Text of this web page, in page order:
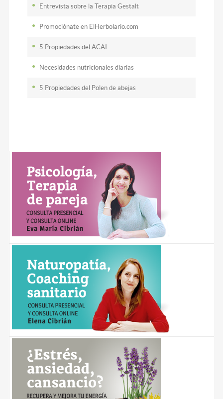
Entrevista sobre la Terapia Gestalt
Promociónate en ElHerbolario.com
5 Propiedades del ACAI
Necesidades nutricionales diarias
5 Propiedades del Polen de abejas